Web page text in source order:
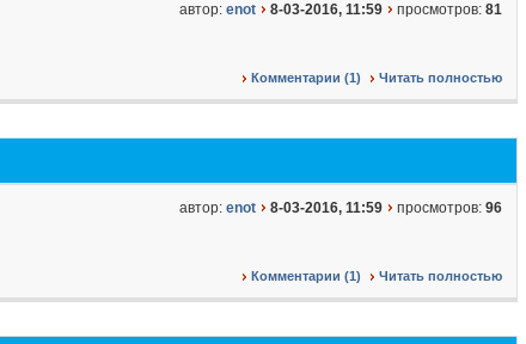
автор: enot 8-03-2016, 11:59 просмотров: 81
Комментарии (1) Читать полностью
автор: enot 8-03-2016, 11:59 просмотров: 96
Комментарии (1) Читать полностью